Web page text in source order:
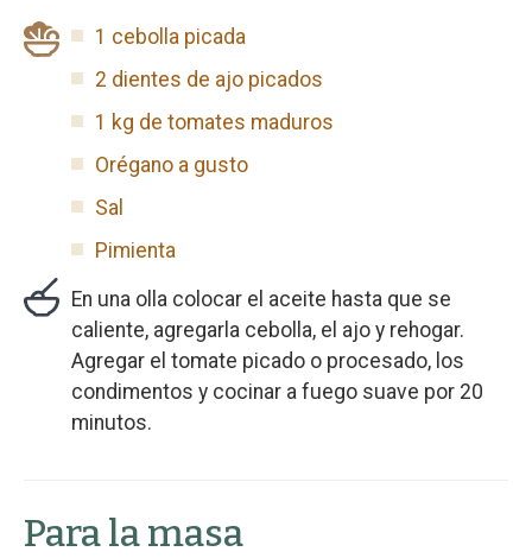
1 cebolla picada
2 dientes de ajo picados
1 kg de tomates maduros
Orégano a gusto
Sal
Pimienta
En una olla colocar el aceite hasta que se
caliente, agregarla cebolla, el ajo y rehogar.
Agregar el tomate picado o procesado, los
condimentos y cocinar a fuego suave por 20
minutos.
Para la masa